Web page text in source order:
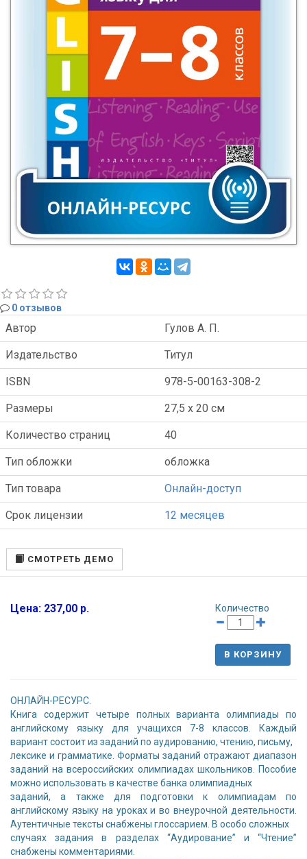
0 отзывов
Автор Гулов А. П.
Издательство Титул
ISBN 978-5-00163-308-2
Размеры 27,5 x 20 см
Количество страниц 40
Тип обложки обложка
Тип товара Онлайн-доступ
Срок лицензии 12 месяцев
СМОТРЕТЬ ДЕМО
Цена: 237,00 р. Количество
В КОРЗИНУ
ОНЛАЙН-РЕСУРС.
Книга содержит четыре полных варианта олимпиады по
английскому языку для учащихся 7-8 классов. Каждый
вариант состоит из заданий по аудированию, чтению, письму,
лексике и грамматике. Форматы заданий отражают диапазон
заданий на всероссийских олимпиадах школьников. Пособие
можно использовать в качестве банка олимпиадных
заданий, а также для подготовки к олимпиадам по
английскому языку на уроках и во внеурочной деятельности.
Аутентичные тексты снабжены глоссарием. В особо сложных
случаях задания в разделах “Аудирование” и “Чтение”
снабжены комментариями.